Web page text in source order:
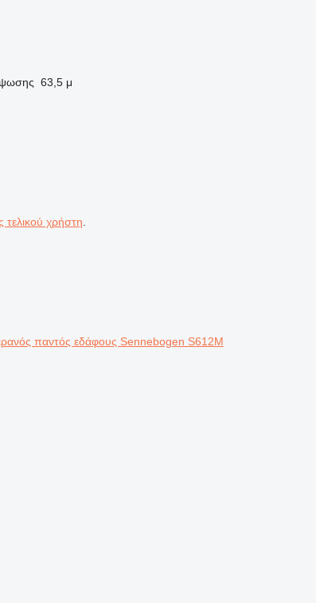
63,5 μ
τελικού χρήστη
παντός εδάφους Sennebogen S612M